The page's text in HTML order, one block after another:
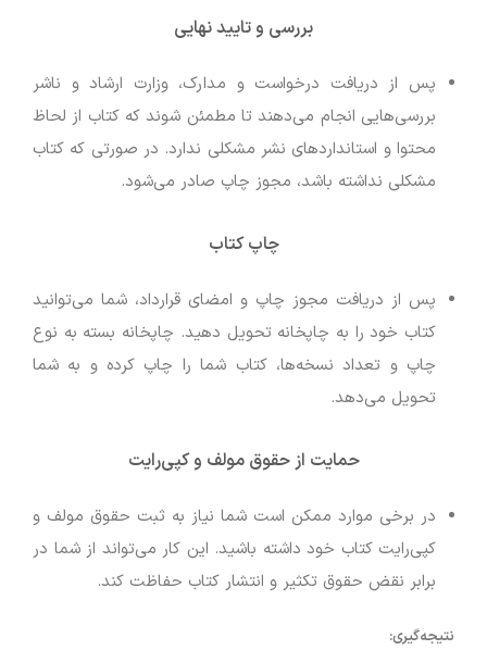
بررسی و تایید نهایی
پس از دریافت درخواست و مدارک، وزارت ارشاد و ناشر
بررسی‌هایی انجام می‌دهند تا مطمئن شوند که کتاب از لحاظ
محتوا و استانداردهای نشر مشکلی ندارد. در صورتی که کتاب
مشکلی نداشته باشد، مجوز چاپ صادر می‌شود.
چاپ کتاب
پس از دریافت مجوز چاپ و امضای قرارداد، شما می‌توانید
کتاب خود را به چاپخانه تحویل دهید. چاپخانه بسته به نوع
چاپ و تعداد نسخه‌ها، کتاب شما را چاپ کرده و به شما
تحویل می‌دهد.
حمایت از حقوق مولف و کپی‌رایت
در برخی موارد ممکن است شما نیاز به ثبت حقوق مولف و
کپی‌رایت کتاب خود داشته باشید. این کار می‌تواند از شما در
برابر نقض حقوق تکثیر و انتشار کتاب حفاظت کند.
نتیجه‌گیری: